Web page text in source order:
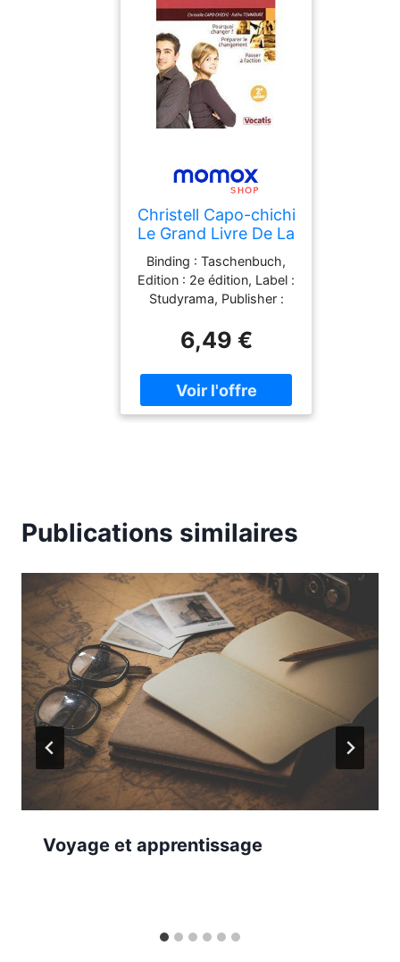
Christell Capo-chichi
Le Grand Livre De La
Reconversion
Professionnelle
Binding : Taschenbuch,
Edition : 2e édition, Label :
Studyrama, Publisher :
Taschenbuch,
numberOfPages : 288,
publicationDate : 2011-
05-02, authors : Christell
Capo-chichi, Fatiha
6,49 €
Publications similaires
Voyage et apprentissage